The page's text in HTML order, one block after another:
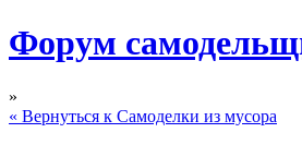
Форум
»
« Вернуться к Самоделки из мусора